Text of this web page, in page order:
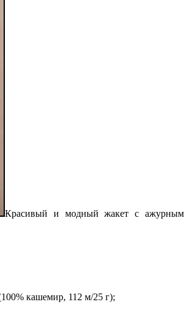
Красивый и модный жакет с ажурным
кашемир, 112 м/25 г);